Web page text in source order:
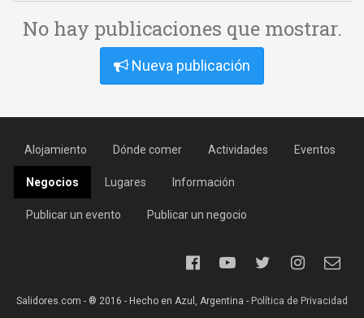
No hay publicaciones que mostrar.
Nueva publicación
Alojamiento Dónde comer Actividades Eventos
Negocios Lugares Información
Publicar un evento Publicar un negocio
Salidores.com - ® 2016 - Hecho en Azul, Argentina - Política de Privacidad